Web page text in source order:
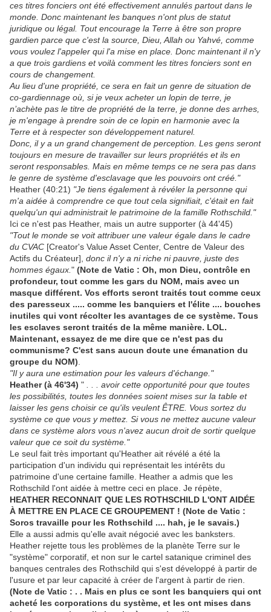
ces titres fonciers ont été effectivement annulés partout dans le
monde. Donc maintenant les banques n'ont plus de statut
juridique ou légal. Tout encourage la Terre à être son propre
gardien parce que c'est la source, Dieu, Allah ou Yahvé, comme
vous voulez l'appeler qui l'a mise en place. Donc maintenant il n'y
a que trois gardiens et voilà comment les titres fonciers sont en
cours de changement.
Au lieu d'une propriété, ce sera en fait un genre de situation de
co-gardiennage où, si je veux acheter un lopin de terre, je
n’achète pas le titre de propriété de la terre, je donne des arrhes,
je m'engage à prendre soin de ce lopin en harmonie avec la
Terre et à respecter son développement naturel.
Donc, il y a un grand changement de perception. Les gens seront
toujours en mesure de travailler sur leurs propriétés et ils en
seront responsables. Mais en même temps ce ne sera pas dans
le genre de système d'esclavage que les pouvoirs ont créé."
Heather (40:21) "Je tiens également à révéler la personne qui
m'a aidée à comprendre ce que tout cela signifiait, c'était en fait
quelqu'un qui administrait le patrimoine de la famille Rothschild."
Ici ce n'est pas Heather, mais un autre supporter (à 44'45)
"Tout le monde se voit attribuer une valeur égale dans le cadre
du CVAC [Creator's Value Asset Center, Centre de Valeur des
Actifs du Créateur], donc il n'y a ni riche ni pauvre, juste des
hommes égaux." (Note de Vatic : Oh, mon Dieu, contrôle en
profondeur, tout comme les gars du NOM, mais avec un
masque différent. Vos efforts seront traités tout comme ceux
des paresseux ..... comme les banquiers et l'élite .... bouches
inutiles qui vont récolter les avantages de ce système. Tous
les esclaves seront traités de la même manière. LOL.
Maintenant, essayez de me dire que ce n'est pas du
communisme? C'est sans aucun doute une émanation du
groupe du NOM).
"Il y aura une estimation pour les valeurs d'échange."
Heather (à 46'34) " . . . avoir cette opportunité pour que toutes
les possibilités, toutes les données soient mises sur la table et
laisser les gens choisir ce qu'ils veulent ÊTRE. Vous sortez du
système ce que vous y mettez. Si vous ne mettez aucune valeur
dans ce système alors vous n'avez aucun droit de sortir quelque
valeur que ce soit du système."
Le seul fait très important qu'Heather ait révélé a été la
participation d'un individu qui représentait les intérêts du
patrimoine d'une certaine famille. Heather a admis que les
Rothschild l'ont aidée à mettre ceci en place. Je répète,
HEATHER RECONNAIT QUE LES ROTHSCHILD L'ONT AIDÉE
À METTRE EN PLACE CE GROUPEMENT ! (Note de Vatic :
Soros travaille pour les Rothschild .... hah, je le savais.)
Elle a aussi admis qu'elle avait négocié avec les banksters.
Heather rejette tous les problèmes de la planète Terre sur le
"système" corporatif, et non sur le cartel satanique criminel des
banques centrales des Rothschild qui s'est développé à partir de
l'usure et par leur capacité à créer de l'argent à partir de rien.
(Note de Vatic : . . Mais en plus ce sont les banquiers qui ont
acheté les corporations du système, et les ont mises dans